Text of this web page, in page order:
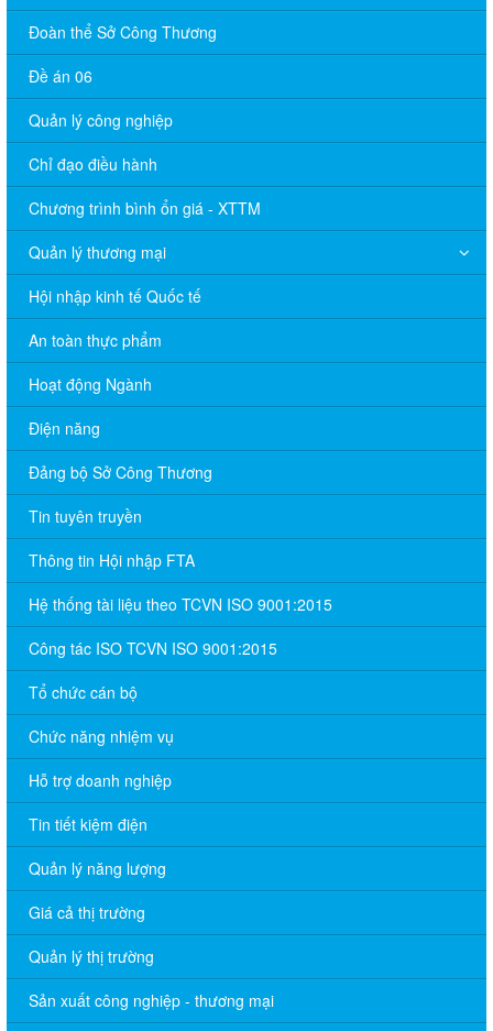
Đoàn thể Sở Công Thương
Đề án 06
Quản lý công nghiệp
Chỉ đạo điều hành
Chương trình bình ổn giá - XTTM
Quản lý thương mại
Hội nhập kinh tế Quốc tế
An toàn thực phẩm
Hoạt động Ngành
Điện năng
Đảng bộ Sở Công Thương
Tin tuyên truyền
Thông tin Hội nhập FTA
Hệ thống tài liệu theo TCVN ISO 9001:2015
Công tác ISO TCVN ISO 9001:2015
Tổ chức cán bộ
Chức năng nhiệm vụ
Hỗ trợ doanh nghiệp
Tin tiết kiệm điện
Quản lý năng lượng
Giá cả thị trường
Quản lý thị trường
Sản xuất công nghiệp - thương mại